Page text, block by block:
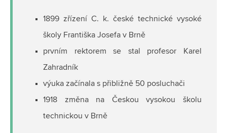
1899 zřízení C. k. české technické vysoké
školy Františka Josefa v Brně
prvním rektorem se stal profesor Karel
Zahradník
výuka začínala s přibližně 50 posluchači
1918 změna na Českou vysokou školu
technickou v Brně